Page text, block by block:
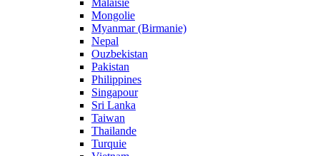
Malaisie
Mongolie
Myanmar (Birmanie)
Nepal
Ouzbekistan
Pakistan
Philippines
Singapour
Sri Lanka
Taiwan
Thailande
Turquie